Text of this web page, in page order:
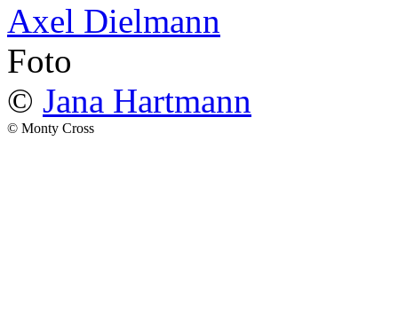
Axel Dielmann
Foto
© Jana Hartmann
© Monty Cross